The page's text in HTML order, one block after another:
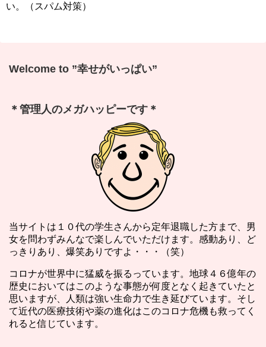
い。（スパム対策）
Welcome to ”幸せがいっぱい”
＊管理人のメガハッピーです＊
当サイトは１０代の学生さんから定年退職した方まで、男
女を問わずみんなで楽しんでいただけます。感動あり、ど
っきりあり、爆笑ありですよ・・・（笑）
コロナが世界中に猛威を振るっています。地球４６億年の
歴史においてはこのような事態が何度となく起きていたと
思いますが、人類は強い生命力で生き延びています。そし
て近代の医療技術や薬の進化はこのコロナ危機も救ってく
れると信じています。